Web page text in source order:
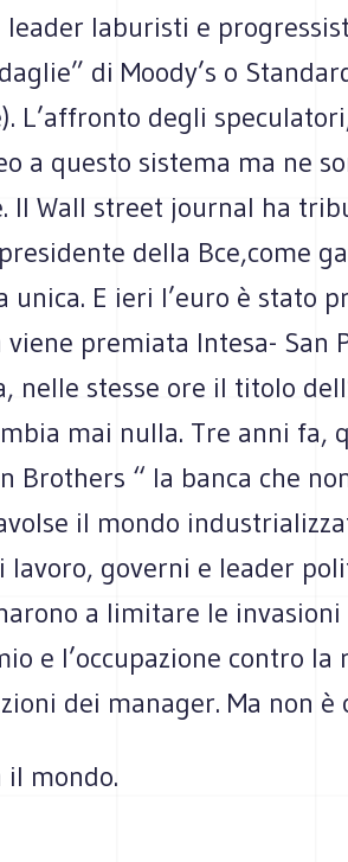
leader laburisti e
di Moody’s o
L’affronto degli
a questo sistema ma ne
Il Wall street journal ha
della Bce,come
unica. E ieri l’euro è stato
viene premiata Intesa- San
nelle stesse ore il titolo
mai nulla. Tre anni fa,
Brothers “ la banca che
il mondo
lavoro, governi e leader
a limitare le
e l’occupazione contro
dei manager. Ma non è
il mondo.